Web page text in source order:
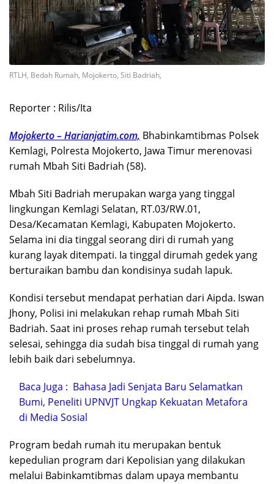
RTLH, Bedah Rumah, Mojokerto, Siti Badriah,
Reporter : Rilis/Ita
Mojokerto – Harianjatim.com, Bhabinkamtibmas Polsek
Kemlagi, Polresta Mojokerto, Jawa Timur merenovasi
rumah Mbah Siti Badriah (58).
Mbah Siti Badriah merupakan warga yang tinggal
lingkungan Kemlagi Selatan, RT.03/RW.01,
Desa/Kecamatan Kemlagi, Kabupaten Mojokerto.
Selama ini dia tinggal seorang diri di rumah yang
kurang layak ditempati. Ia tinggal dirumah gedek yang
berturaikan bambu dan kondisinya sudah lapuk.
Kondisi tersebut mendapat perhatian dari Aipda. Iswan
Jhony, Polisi ini melakukan rehap rumah Mbah Siti
Badriah. Saat ini proses rehap rumah tersebut telah
selesai, sehingga dia sudah bisa tinggal di rumah yang
lebih baik dari sebelumnya.
Baca Juga : Bahasa Jadi Senjata Baru Selamatkan
Bumi, Peneliti UPNVJT Ungkap Kekuatan Metafora
di Media Sosial
Program bedah rumah itu merupakan bentuk
kepedulian program dari Kepolisian yang dilakukan
melalui Babinkamtibmas dalam upaya membantu